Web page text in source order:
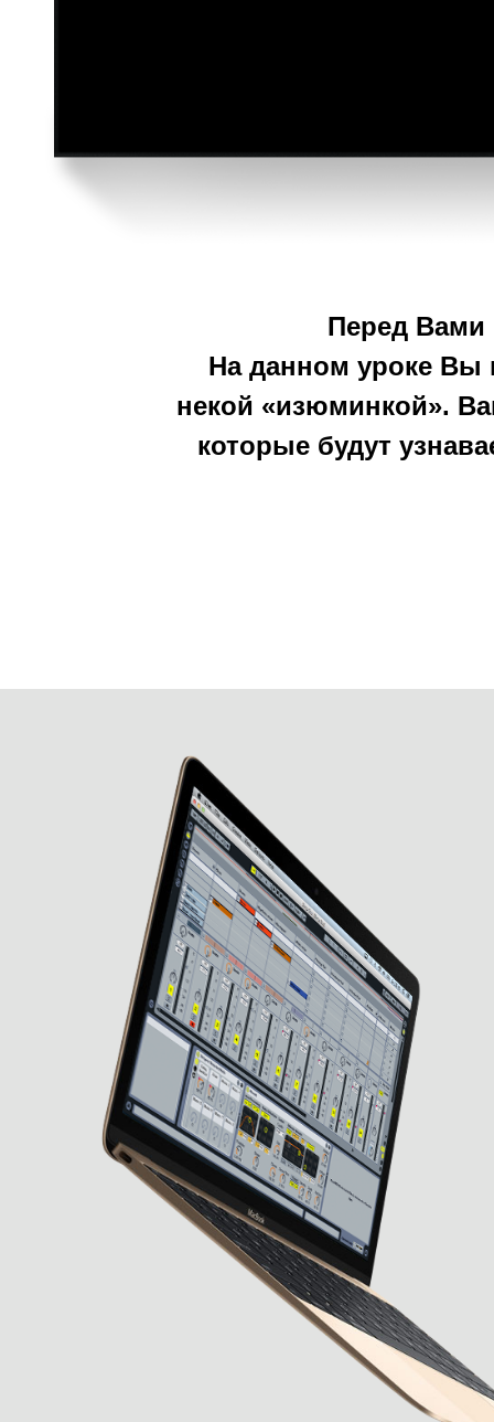
Перед Вами
На данном уроке Вы
некой «изюминкой».
которые будут